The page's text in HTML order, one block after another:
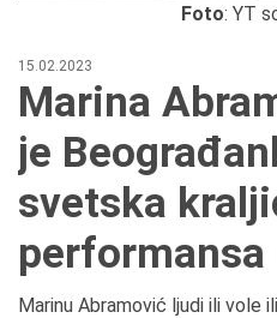
Foto: YT
15.02.2023
Marina
je
svetska
performansa
Marinu Abramović ljudi ili vole